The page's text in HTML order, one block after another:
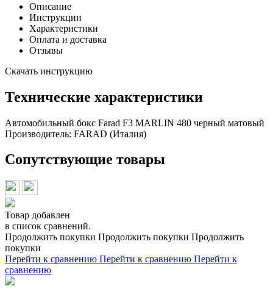
Описание
Инструкции
Характеристики
Оплата и доставка
Отзывы
Скачать инструкцию
Технические характеристики
Автомобильный бокс Farad F3 MARLIN 480 черный матовый
Производитель: FARAD (Италия)
Сопутствующие товары
Товар добавлен
в список сравнений.
Продолжить покупки Продолжить покупки Продолжить
покупки
Перейти к сравнению Перейти к сравнению Перейти к
сравнению